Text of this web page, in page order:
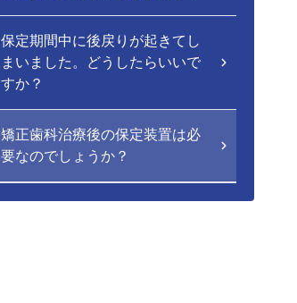
保定期間中に後戻りが起きてし
まいました。どうしたらいいで
すか？
矯正歯科治療後の保定装置は必
要なのでしょうか？